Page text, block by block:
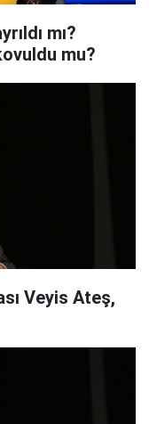
mı?
mu?
Veyis Ateş,